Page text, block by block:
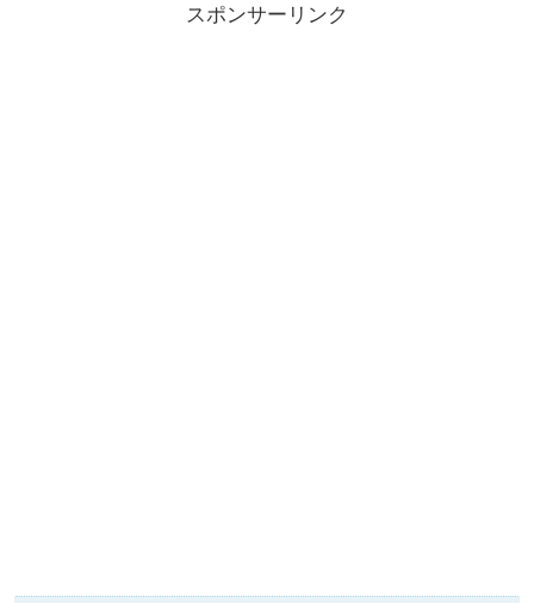
スポンサーリンク